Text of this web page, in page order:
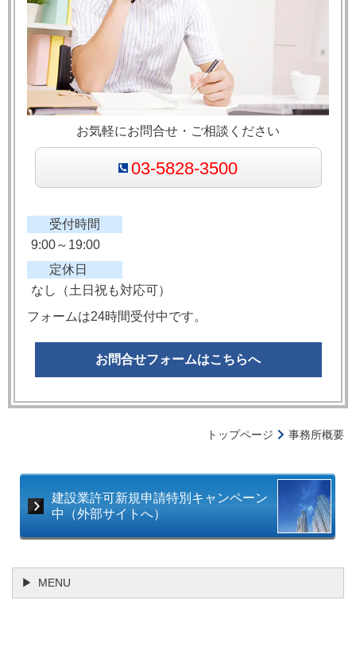
お気軽にお問合せ・ご相談ください
03-5828-3500
受付時間
9:00～19:00
定休日
なし（土日祝も対応可）
フォームは24時間受付中です。
お問合せフォームはこちらへ
トップページ 事務所概要
建設業許可新規申請特別キャンペーン
中（外部サイトへ）
MENU